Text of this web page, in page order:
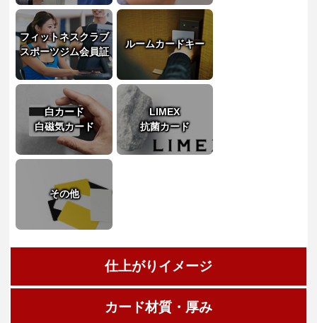
フィットネスクラブ
スポーツジム会員証
ルームカードキー
白カード
白磁気カード
LIMEX
抗菌カード
その他
仕上がりイメージ
カード材質・厚み